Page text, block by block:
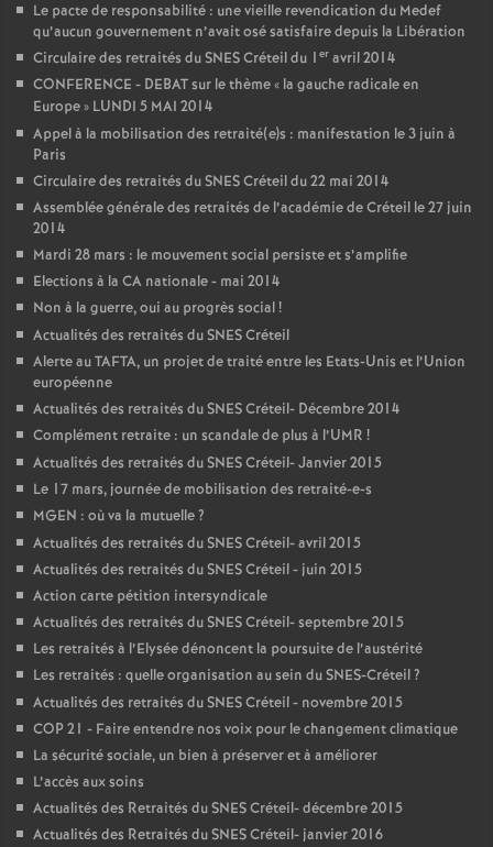
Le pacte de responsabilité : une vieille revendication du Medef
qu’aucun gouvernement n’avait osé satisfaire depuis la Libération
Circulaire des retraités duSNESCréteil du 1 er avril 2014
CONFERENCE - DEBATsur le thème « la gauche radicale en
Europe» LUNDI 5 MAI 2014
Appel à la mobilisation des retraité(e)s : manifestation le 3 juin à
Paris
Circulaire des retraités duSNESCréteil du 22 mai 2014
Assemblée générale des retraités de l’académie de Créteil le 27 juin
2014
Mardi 28 mars : le mouvement social persiste et s’amplifie
Elections à la CA nationale - mai 2014
Non à la guerre, oui au progrès social!
Actualités des retraités duSNESCréteil
Alerte auTAFTA, un projet de traité entre les Etats-Unis et l’Union
européenne
Actualités des retraités duSNESCréteil- Décembre 2014
Complément retraite : un scandale de plus à l’UMR !
Actualités des retraités duSNESCréteil- Janvier 2015
Le 17 mars, journée de mobilisation des retraité-e-s
MGEN : où va la mutuelle?
Actualités des retraités duSNESCréteil- avril 2015
Actualités des retraités duSNESCréteil - juin 2015
Action carte pétition intersyndicale
Actualités des retraités duSNESCréteil- septembre 2015
Les retraités à l’Elysée dénoncent la poursuite de l’austérité
Les retraités : quelle organisation au sein duSNES-Créteil?
Actualités des retraités duSNESCréteil - novembre 2015
COP21 - Faire entendre nos voix pour le changement climatique
La sécurité sociale, un bien à préserver et à améliorer
L’accès aux soins
Actualités des Retraités duSNESCréteil- décembre 2015
Actualités des Retraités duSNESCréteil- janvier 2016